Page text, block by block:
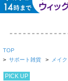
TOP
> サポート雑貨 > メイ
PICK UP